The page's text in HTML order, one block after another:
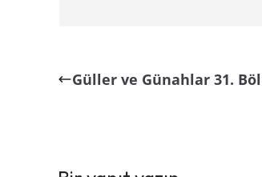
Güller ve Günahlar 31.